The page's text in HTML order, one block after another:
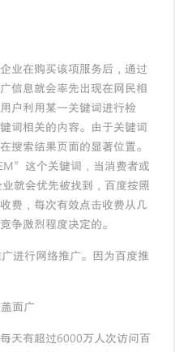
在购买该项服务后，通过
信息就会率先出现在网民相
户利用某一关键词进行检
词相关的内容。由于关键词
搜索结果页面的显著位置。
这个关键词，当消费者或
就会优先被找到，百度按照
费，每次有效点击收费从几
争激烈程度决定的。
进行网络推广。因为百度推
面广
有超过6000万人次访问百